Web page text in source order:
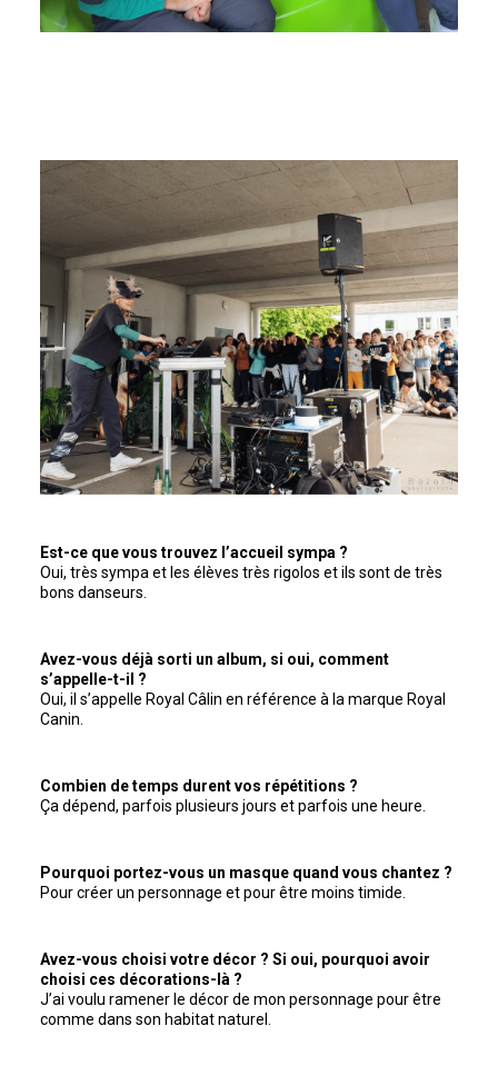
Est-ce que vous trouvez l’accueil sympa ?
Oui, très sympa et les élèves très rigolos et ils sont de très
bons danseurs.
Avez-vous déjà sorti un album, si oui, comment
s’appelle-t-il ?
Oui, il s’appelle Royal Câlin en référence à la marque Royal
Canin.
Combien de temps durent vos répétitions ?
Ça dépend, parfois plusieurs jours et parfois une heure.
Pourquoi portez-vous un masque quand vous chantez ?
Pour créer un personnage et pour être moins timide.
Avez-vous choisi votre décor ? Si oui, pourquoi avoir
choisi ces décorations-là ?
J’ai voulu ramener le décor de mon personnage pour être
comme dans son habitat naturel.